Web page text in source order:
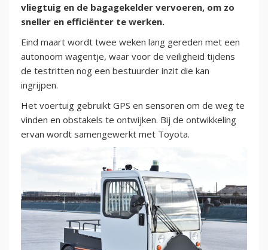
vliegtuig en de bagagekelder vervoeren, om zo
sneller en efficiënter te werken.
Eind maart wordt twee weken lang gereden met een
autonoom wagentje, waar voor de veiligheid tijdens
de testritten nog een bestuurder inzit die kan
ingrijpen.
Het voertuig gebruikt GPS en sensoren om de weg te
vinden en obstakels te ontwijken. Bij de ontwikkeling
ervan wordt samengewerkt met Toyota.